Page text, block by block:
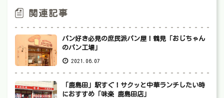
関連記事
パン好き必見の庶民派パン屋！鶴見「おじちゃん
のパン工場」
2021.06.07
「鹿島田」駅すぐ！サクッと中華ランチしたい時
におすすめ「味楽 鹿島田店」